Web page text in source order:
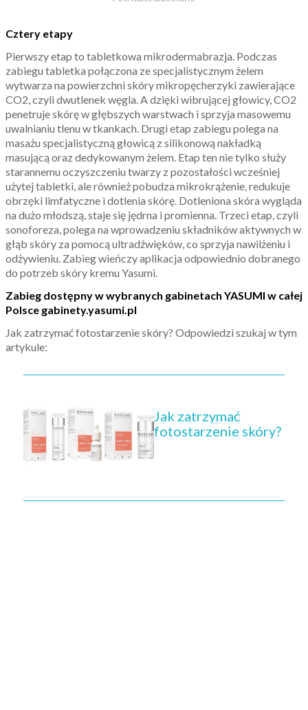
Cztery etapy
Pierwszy etap to tabletkowa mikrodermabrazja. Podczas
zabiegu tabletka połączona ze specjalistycznym żelem
wytwarza na powierzchni skóry mikropęcherzyki zawierające
CO2, czyli dwutlenek węgla. A dzięki wibrującej głowicy, CO2
penetruje skórę w głębszych warstwach i sprzyja masowemu
uwalnianiu tlenu w tkankach. Drugi etap zabiegu polega na
masażu specjalistyczną głowicą z silikonową nakładką
masującą oraz dedykowanym żelem. Etap ten nie tylko służy
starannemu oczyszczeniu twarzy z pozostałości wcześniej
użytej tabletki, ale również pobudza mikrokrążenie, redukuje
obrzęki limfatyczne i dotlenia skórę. Dotleniona skóra wygląda
na dużo młodszą, staje się jędrna i promienna. Trzeci etap, czyli
sonoforeza, polega na wprowadzeniu składników aktywnych w
głąb skóry za pomocą ultradźwięków, co sprzyja nawilżeniu i
odżywieniu. Zabieg wieńczy aplikacja odpowiednio dobranego
do potrzeb skóry kremu Yasumi.
Zabieg dostępny w wybranych gabinetach YASUMI w całej
Polsce gabinety.yasumi.pl
Jak zatrzymać fotostarzenie skóry? Odpowiedzi szukaj w tym
artykule:
Jak zatrzymać
fotostarzenie skóry?